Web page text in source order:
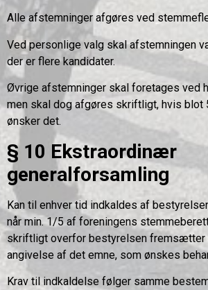
Alle afstemninger afgøres ved
Ved personlige valg skal afstemningen
der er flere kandidater.
Øvrige afstemninger skal foretages ved
men skal dog afgøres skriftligt, hvis blot
ønsker det.
§ 10 Ekstraordinær
generalforsamling
Kan til enhver tid indkaldes af
når min. 1/5 af foreningens
skriftligt overfor bestyrelsen fremsætter
angivelse af det emne, som ønskes
Krav til indkaldelse følger samme